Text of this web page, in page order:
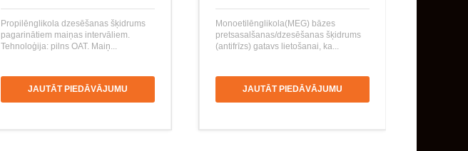
Propilēnglikola dzesēšanas šķidrums
pagarinātiem maiņas intervāliem.
Tehnoloģija: pilns OAT. Maiņ...
JAUTĀT PIEDĀVĀJUMU
Monoetilēnglikola(MEG) bāzes
pretsasalšanas/dzesēšanas šķidrums
(antifrīzs) gatavs lietošanai, ka...
JAUTĀT PIEDĀVĀJUMU